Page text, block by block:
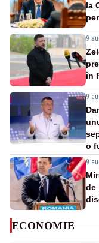
la
9
în
9
o
9
de
ECONOMIE